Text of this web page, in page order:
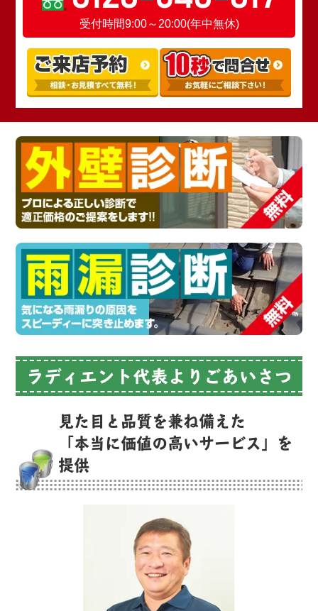
受付時間9:00～20:00(年中無休)
ラディエント代表よりごあいさつ
見た目と品質を兼ね備えた
「本当に価値の高いサービス」を
提供